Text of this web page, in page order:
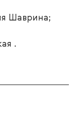
Шаврина;
.